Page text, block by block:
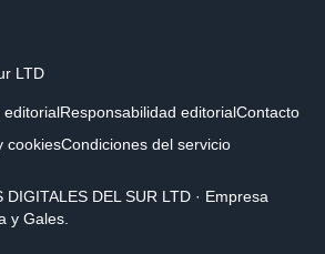
LTD
editorialResponsabilidad editorialContacto
cookiesCondiciones del servicio
DEL SUR LTD · Empresa
y Gales.